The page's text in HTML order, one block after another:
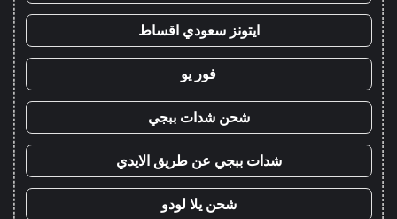
ايتونز سعودي اقساط
فور يو
شحن شدات ببجي
شدات ببجي عن طريق الايدي
شحن يلا لودو